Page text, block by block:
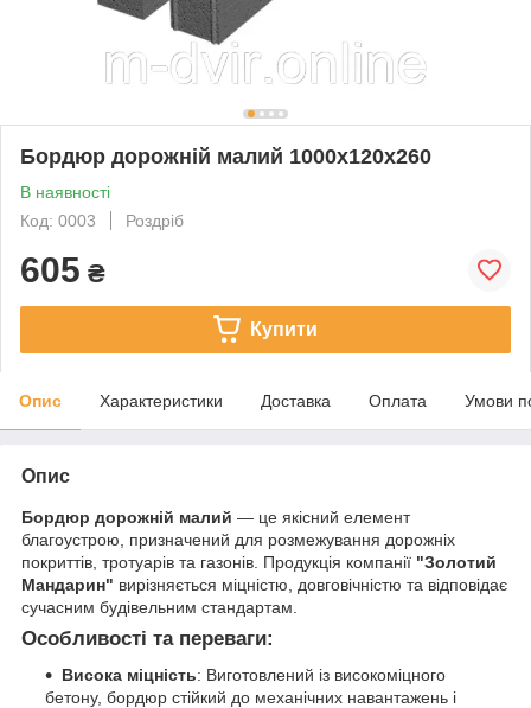
Бордюр дорожній малий 1000х120х260
В наявності
Код: 0003
Роздріб
605 ₴
Купити
Опис Характеристики Доставка Оплата Умови
Опис
Бордюр дорожній малий — це якісний елемент
благоустрою, призначений для розмежування дорожніх
покриттів, тротуарів та газонів. Продукція компанії "Золотий
Мандарин" вирізняється міцністю, довговічністю та відповідає
сучасним будівельним стандартам.
Особливості та переваги:
Висока міцність: Виготовлений із високоміцного
бетону, бордюр стійкий до механічних навантажень і